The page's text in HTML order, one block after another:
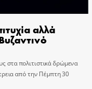
αλλά
στα πολιτιστικά δρώμενα
από την Πέμπτη 30